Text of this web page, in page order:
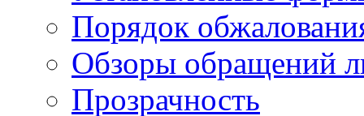
Порядок
Обзоры обращений
Прозрачность